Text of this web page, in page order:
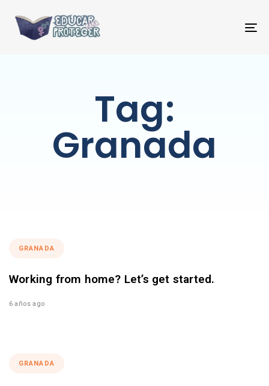
Tag:
Granada
GRANADA
Working from home? Let’s get started.
6 años ago
GRANADA